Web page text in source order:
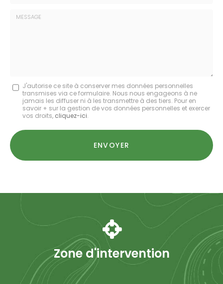
Message
J'autorise ce site à conserver mes données personnelles
transmises via ce formulaire. Nous nous engageons à ne
jamais les diffuser ni à les transmettre à des tiers. Pour en
savoir + sur la gestion de vos données personnelles et exercer
vos droits, cliquez-ici.
Acceptation
RGPD
*
ENVOYER
Zone d'intervention